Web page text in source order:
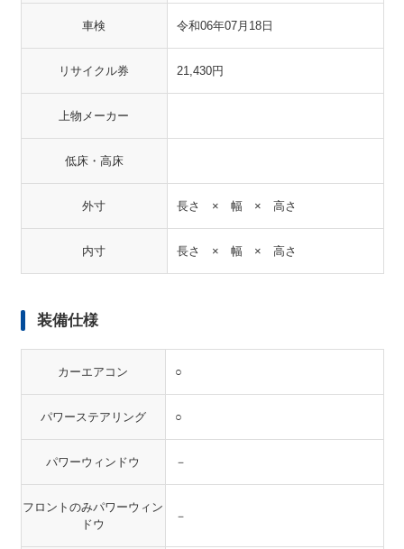
車検 令和06年07月18日
リサイクル券 21,430円
上物メーカー
低床・高床
外寸 長さ × 幅 × 高さ
内寸 長さ × 幅 × 高さ
装備仕様
カーエアコン ○
パワーステアリング ○
パワーウィンドウ －
フロントのみパワーウィン
ドウ
－